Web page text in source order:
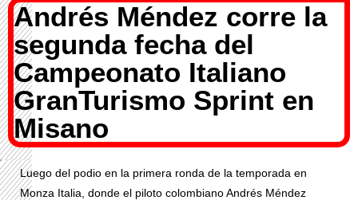
Andrés Méndez corre la
segunda fecha del
Campeonato Italiano
GranTurismo Sprint en
Misano
Luego del podio en la primera ronda de la temporada en
Monza Italia, donde el piloto colombiano Andrés Méndez